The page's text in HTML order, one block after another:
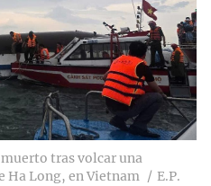
tras volcar una
Ha Long, en Vietnam
E.P.